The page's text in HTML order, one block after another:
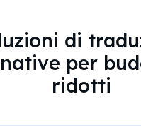
di
per
ridotti